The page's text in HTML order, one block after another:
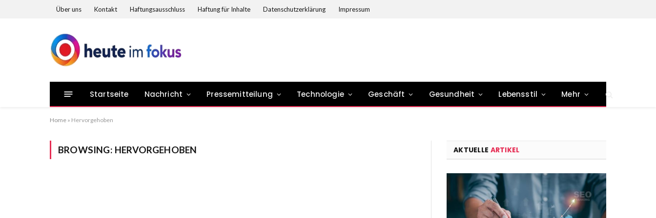
Über uns Kontakt Haftungsausschluss Haftung für Inhalte Datenschutzerklärung Impressum
Startseite Nachricht Pressemitteilung Technologie Geschäft Gesundheit Lebensstil Mehr
Home » Hervorgehoben
BROWSING: HERVORGEHOBEN AKTUELLE ARTIKEL